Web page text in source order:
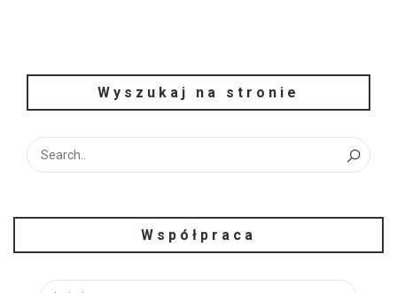
Wyszukaj na stronie
Współpraca